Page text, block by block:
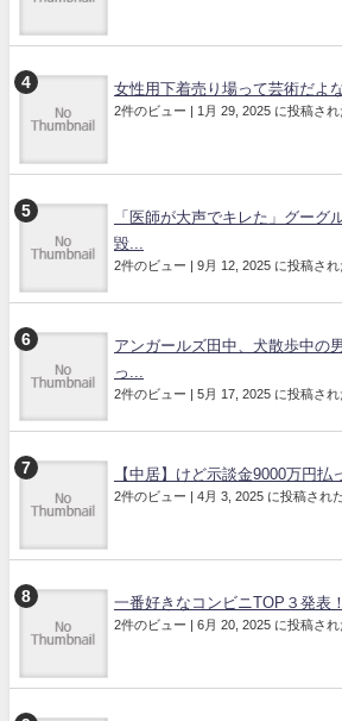
女性用下着売り場って芸術だよ
2件のビュー | 1月 29, 2025 に投稿され
「医師が大声でキレた」グーグ
毀...
2件のビュー | 9月 12, 2025 に投稿され
アンガールズ田中、犬散歩中の
っ...
2件のビュー | 5月 17, 2025 に投稿され
【中居】けど示談金9000万円払
2件のビュー | 4月 3, 2025 に投稿され
一番好きなコンビニTOP３発表
2件のビュー | 6月 20, 2025 に投稿され